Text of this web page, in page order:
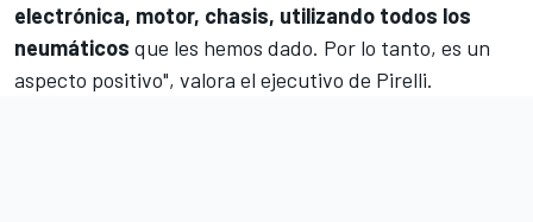
electrónica, motor, chasis, utilizando todos los
neumáticos que les hemos dado. Por lo tanto, es un
aspecto positivo", valora el ejecutivo de Pirelli.